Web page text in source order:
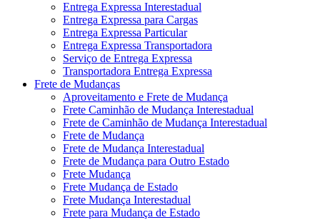
Entrega Expressa Interestadual
Entrega Expressa para Cargas
Entrega Expressa Particular
Entrega Expressa Transportadora
Serviço de Entrega Expressa
Transportadora Entrega Expressa
Frete de Mudanças
Aproveitamento e Frete de Mudança
Frete Caminhão de Mudança Interestadual
Frete de Caminhão de Mudança Interestadual
Frete de Mudança
Frete de Mudança Interestadual
Frete de Mudança para Outro Estado
Frete Mudança
Frete Mudança de Estado
Frete Mudança Interestadual
Frete para Mudança de Estado